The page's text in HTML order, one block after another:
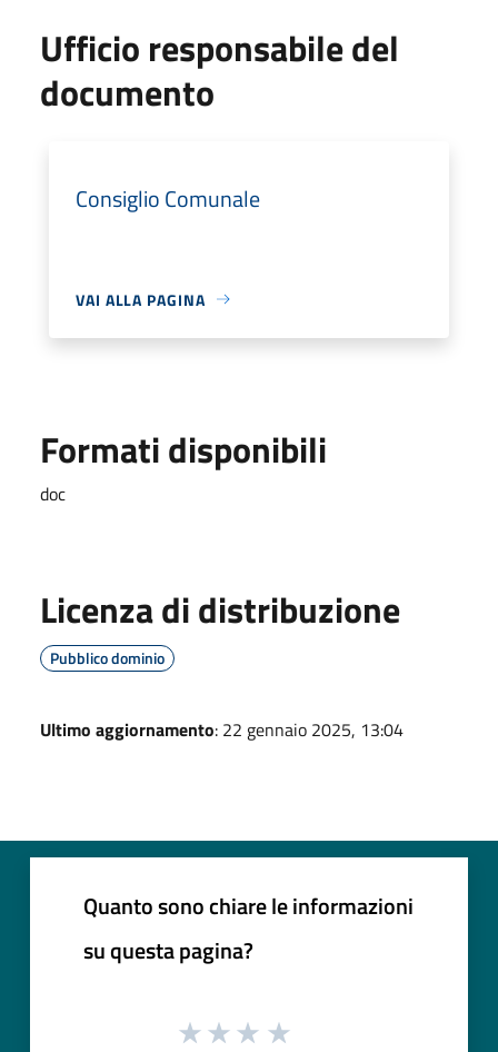
Ufficio responsabile del
documento
Consiglio Comunale
VAI ALLA PAGINA
Formati disponibili
doc
Licenza di distribuzione
Pubblico dominio
Ultimo aggiornamento: 22 gennaio 2025, 13:04
Quanto sono chiare le informazioni
su questa pagina?